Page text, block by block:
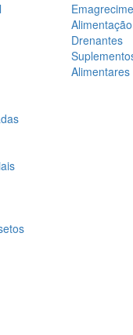
Alimentação
Drenantes
Alimentares